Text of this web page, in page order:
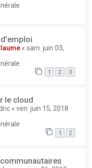
« sam. juin 03,
1 2 3
le cloud
« ven. juin 15, 2018
1 2